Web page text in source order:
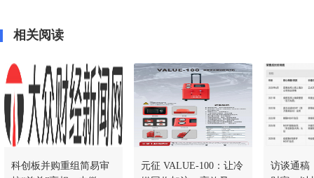
相关阅读
科创板并购重组简易审
元征 VALUE-100：让冷
访谈通稿